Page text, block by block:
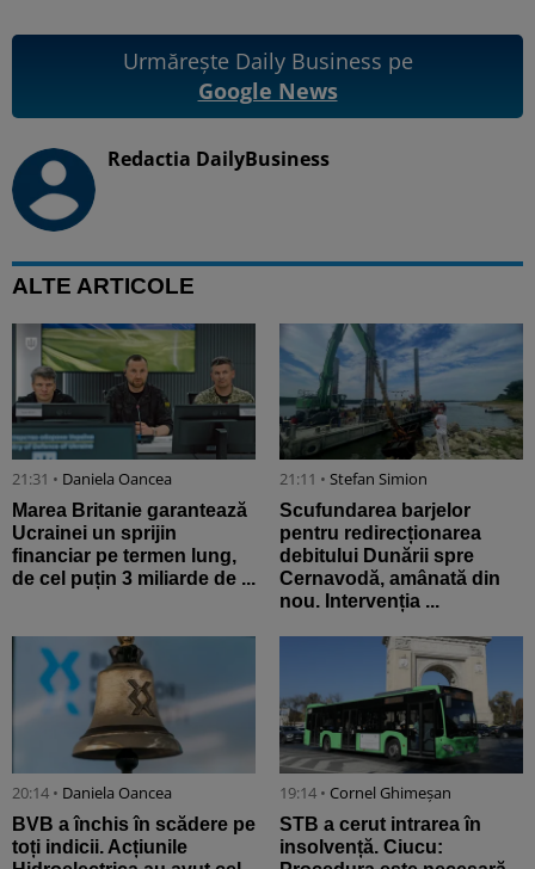
Urmărește Daily Business pe
Google News
Redactia DailyBusiness
ALTE ARTICOLE
21:31 • Daniela Oancea
Marea Britanie garantează
Ucrainei un sprijin
financiar pe termen lung,
de cel puțin 3 miliarde de ...
21:11 • Stefan Simion
Scufundarea barjelor
pentru redirecționarea
debitului Dunării spre
Cernavodă, amânată din
nou. Intervenția ...
20:14 • Daniela Oancea
BVB a închis în scădere pe
toți indicii. Acțiunile
19:14 • Cornel Ghimeșan
STB a cerut intrarea în
insolvență. Ciucu: